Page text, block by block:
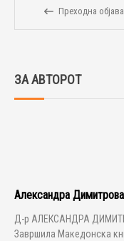
Преходна објава
ЗА АВТОРОТ
Александра Димитрова
Д-р АЛЕКСАНДРА
Завршила Македонска